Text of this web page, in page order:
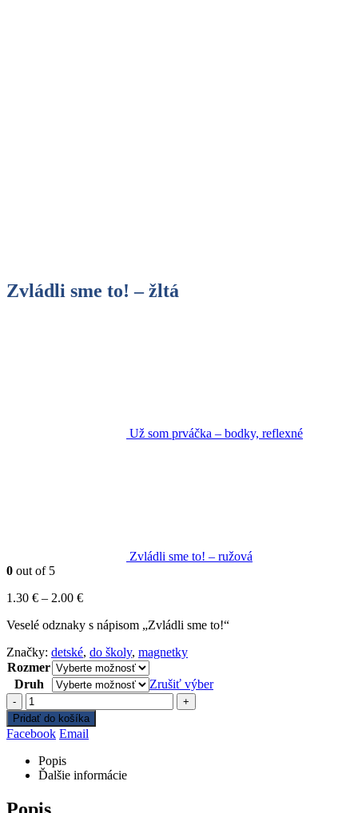
Zvládli sme to! – žltá
Už som prváčka – bodky, reflexné
Zvládli sme to! – ružová
0 out of 5
1.30 € – 2.00 €Cena
1.30 €
2.00 €
Veselé odznaky s nápisom „Zvládli sme to!“
Značky: detské, do školy, magnetky
Rozmer
Druh
Zrušiť výber
-
+
Pridať do košíka
Facebook Email
Popis
Ďalšie informácie
Popis